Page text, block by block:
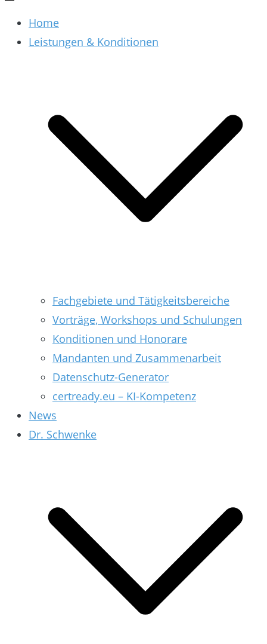
Home
Leistungen & Konditionen
Fachgebiete und Tätigkeitsbereiche
Vorträge, Workshops und Schulungen
Konditionen und Honorare
Mandanten und Zusammenarbeit
Datenschutz-Generator
certready.eu – KI-Kompetenz
News
Dr. Schwenke